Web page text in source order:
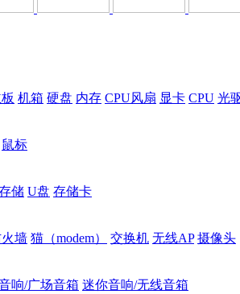
机箱 硬盘 内存 CPU风扇 显卡 CPU 光
鼠标
储 U盘 存储卡
墙 猫（modem） 交换机 无线AP 摄像头
响/广场音箱 迷你音响/无线音箱